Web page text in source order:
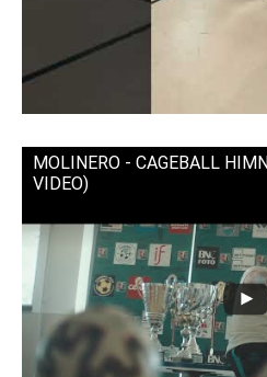
MOLINERO - CAGEBALL
VIDEO)